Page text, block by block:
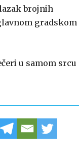
brojnih
gradskom
u samom srcu